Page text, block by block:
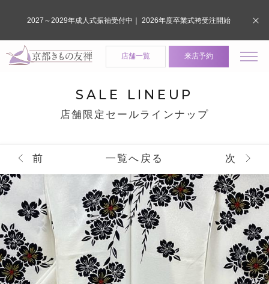
店舗一覧 来店予約
SALE LINEUP
店舗限定セールラインナップ
前 一覧へ戻る 次
2027～2029年成人式振袖受付中｜ 2026年度卒業式袴受注開始